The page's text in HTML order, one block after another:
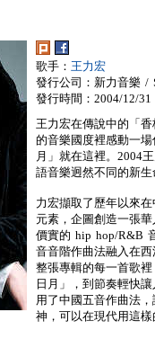
歌手： 王力宏
發行公司：新力音樂 /
發行時間：2004/12/31
王力宏在傳說中的「
的音樂國度裡感動一
月」就在這裡。2004
語音樂迥然不同的新生
力宏擷取了歷年以來
元素，企圖創造一張
價實的 hip hop/R&B
音音階作曲法融入在
整張專輯的每一首歌
日月」，到節奏輕快
用了中國五音作曲法
神，可以在現代用這